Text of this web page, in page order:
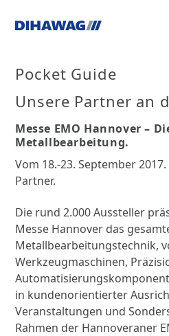
Pocket Guide
Unsere Partner an
Messe EMO Hannover –
Metallbearbeitung.
Vom 18.-23. September
Partner.
Die rund 2.000 Aussteller
Messe Hannover das
Metallbearbeitungstechnik,
Werkzeugmaschinen,
in kundenorientierter
Veranstaltungen und
Rahmen der Hannoveraner